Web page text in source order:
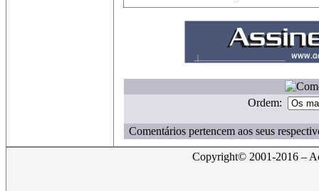
Ordem:
Comentários pertencem aos seus
Copyright© 2001-2016 –